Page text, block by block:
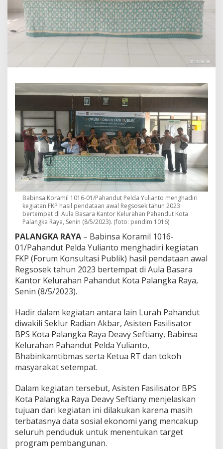
B
a
b
i
n
s
H
r
a
p
D
t
a
S
e
s
u
a
i
D
e
n
a
n
F
a
k
a
p
a
n
g
a
Babinsa Koramil 1016-01/Pahandut Pelda Yulianto menghadiri
kegiatan FKP hasil pendataan awal Regsosek tahun 2023
bertempat di Aula Basara Kantor Kelurahan Pahandut Kota
Palangka Raya, Senin (8/5/2023). (foto: pendim 1016)
PALANGKA RAYA – Babinsa Koramil 1016-
01/Pahandut Pelda Yulianto menghadiri kegiatan
FKP (Forum Konsultasi Publik) hasil pendataan awal
Regsosek tahun 2023 bertempat di Aula Basara
Kantor Kelurahan Pahandut Kota Palangka Raya,
Senin (8/5/2023).
Hadir dalam kegiatan antara lain Lurah Pahandut
diwakili Seklur Radian Akbar, Asisten Fasilisator
BPS Kota Palangka Raya Deavy Seftiany, Babinsa
Kelurahan Pahandut Pelda Yulianto,
Bhabinkamtibmas serta Ketua RT dan tokoh
masyarakat setempat.
Dalam kegiatan tersebut, Asisten Fasilisator BPS
Kota Palangka Raya Deavy Seftiany menjelaskan
tujuan dari kegiatan ini dilakukan karena masih
terbatasnya data sosial ekonomi yang mencakup
seluruh penduduk untuk menentukan target
program pembangunan.